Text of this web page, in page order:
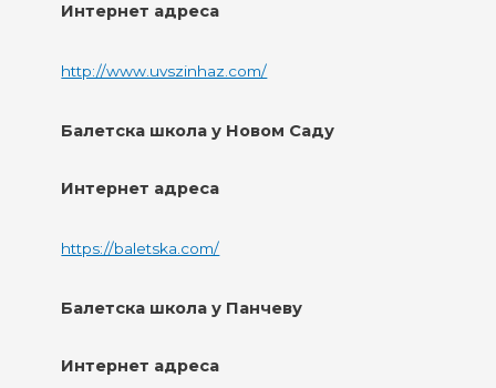
Интернет адреса
http://www.uvszinhaz.com/
Балетска школа у Новом Саду
Интернет адреса
https://baletska.com/
Балетска школа у Панчеву
Интернет адреса